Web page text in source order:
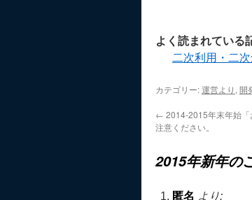
よく読まれている
二次利用・二
カテゴリー:運営より , 開
← 2014-2015年末年始
注意ください。
2015年新年の
匿名 より: